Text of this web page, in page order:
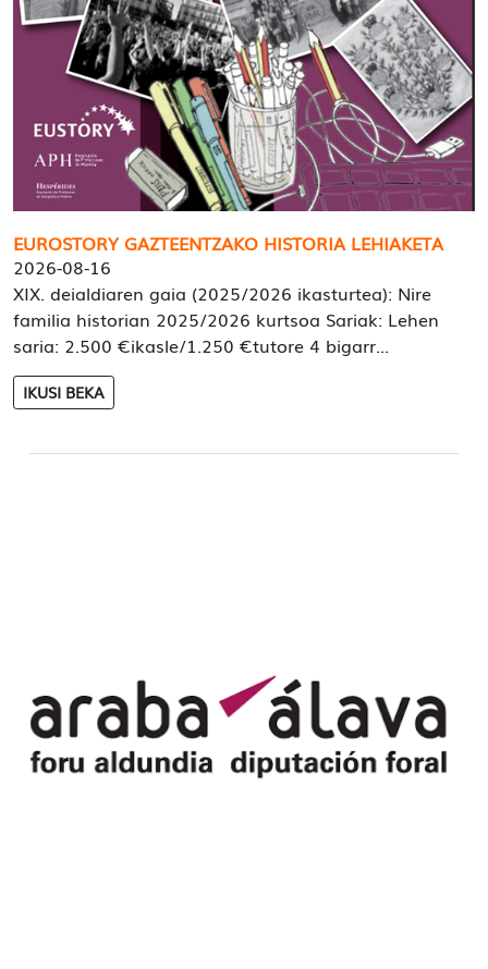
EUROSTORY GAZTEENTZAKO HISTORIA LEHIAKETA
2026-08-16
XIX. deialdiaren gaia (2025/2026 ikasturtea): Nire
familia historian 2025/2026 kurtsoa Sariak: Lehen
saria: 2.500 €ikasle/1.250 €tutore 4 bigarr...
IKUSI BEKA